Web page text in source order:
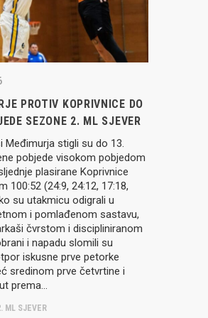
PROTIV KOPRIVNICE DO
SEZONE 2. ML SJEVER
Međimurja stigli su do 13.
pobjede visokom pobjedom
plasirane Koprivnice
100:52 (24:9, 24:12, 17:18,
su utakmicu odigrali u
i pomlađenom sastavu,
čvrstom i discipliniranom
i napadu slomili su
iskusne prve petorke
sredinom prve četvrtine i
prema…
ML SJEVER
OBJAVE
U14 na završnici CRO
Krbulju
trener seniorske
trenerski stožer
za sezonu
u revijalnoj utakmici
NCAA ekipu OBU